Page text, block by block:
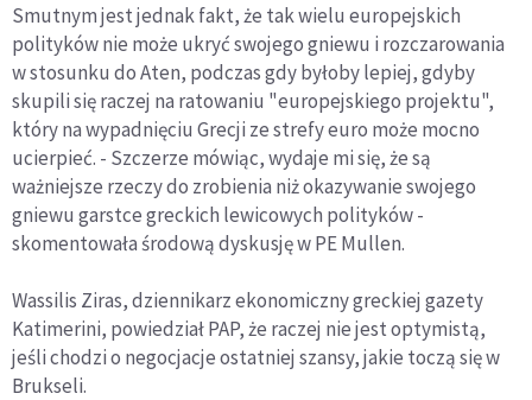
Smutnym jest jednak fakt, że tak wielu europejskich
polityków nie może ukryć swojego gniewu i rozczarowania
w stosunku do Aten, podczas gdy byłoby lepiej, gdyby
skupili się raczej na ratowaniu "europejskiego projektu",
który na wypadnięciu Grecji ze strefy euro może mocno
ucierpieć. - Szczerze mówiąc, wydaje mi się, że są
ważniejsze rzeczy do zrobienia niż okazywanie swojego
gniewu garstce greckich lewicowych polityków -
skomentowała środową dyskusję w PE Mullen.
Wassilis Ziras, dziennikarz ekonomiczny greckiej gazety
Katimerini, powiedział PAP, że raczej nie jest optymistą,
jeśli chodzi o negocjacje ostatniej szansy, jakie toczą się w
Brukseli.